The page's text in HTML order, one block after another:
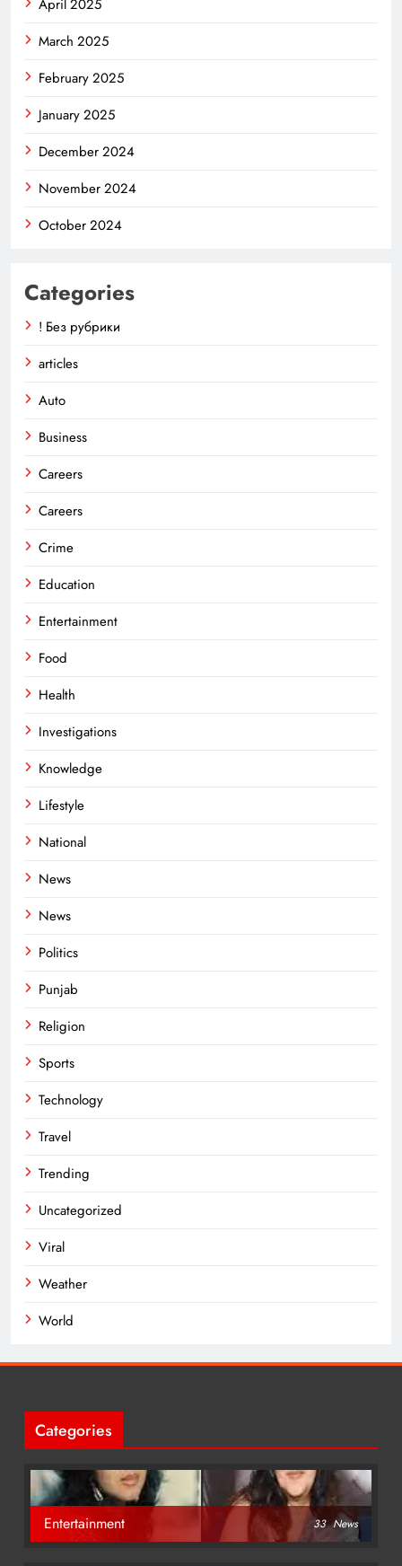
April 2025
March 2025
February 2025
January 2025
December 2024
November 2024
October 2024
Categories
! Без рубрики
articles
Auto
Business
Careers
Careers
Crime
Education
Entertainment
Food
Health
Investigations
Knowledge
Lifestyle
National
News
News
Politics
Punjab
Religion
Sports
Technology
Travel
Trending
Uncategorized
Viral
Weather
World
Categories
Entertainment 33 News